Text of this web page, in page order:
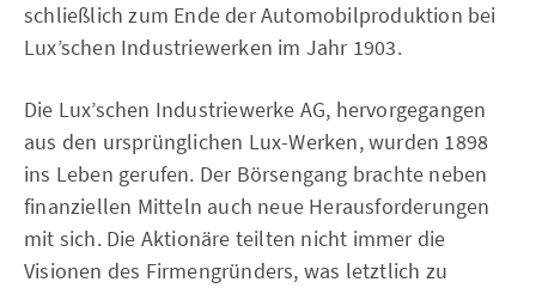
schließlich zum Ende der Automobilproduktion bei
Lux’schen Industriewerken im Jahr 1903.
Die Lux’schen Industriewerke AG, hervorgegangen
aus den ursprünglichen Lux-Werken, wurden 1898
ins Leben gerufen. Der Börsengang brachte neben
finanziellen Mitteln auch neue Herausforderungen
mit sich. Die Aktionäre teilten nicht immer die
Visionen des Firmengründers, was letztlich zu